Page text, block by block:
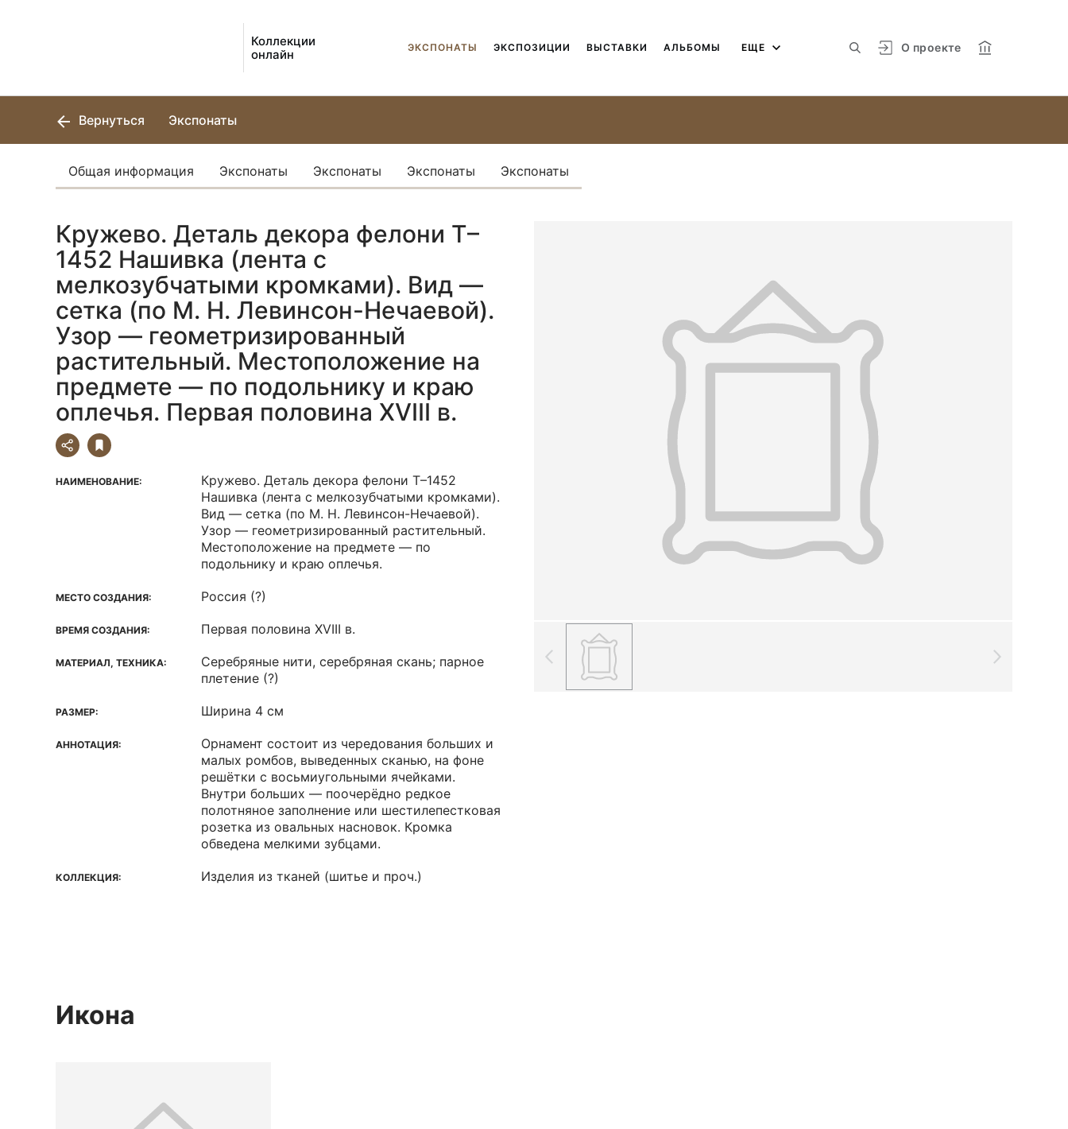
Коллекции
онлайн
О проекте
ЭКСПОНАТЫ ЭКСПОЗИЦИИ ВЫСТАВКИ АЛЬБОМЫ ЕЩЕ
Вернуться Экспонаты
Общая информация Экспонаты Экспонаты Экспонаты Экспонаты
Кружево. Деталь декора фелони Т–
1452 Нашивка (лента с
мелкозубчатыми кромками). Вид —
сетка (по М. Н. Левинсон-Нечаевой).
Узор — геометризированный
растительный. Местоположение на
предмете — по подольнику и краю
оплечья. Первая половина XVIII в.
НАИМЕНОВАНИЕ:
Кружево. Деталь декора фелони Т–1452
Нашивка (лента с мелкозубчатыми кромками).
Вид — сетка (по М. Н. Левинсон-Нечаевой).
Узор — геометризированный растительный.
Местоположение на предмете — по
подольнику и краю оплечья.
МЕСТО СОЗДАНИЯ: Россия (?)
ВРЕМЯ СОЗДАНИЯ: Первая половина XVIII в.
МАТЕРИАЛ, ТЕХНИКА:
Серебряные нити, серебряная скань; парное
плетение (?)
РАЗМЕР: Ширина 4 см
АННОТАЦИЯ:
Орнамент состоит из чередования больших и
малых ромбов, выведенных сканью, на фоне
решётки с восьмиугольными ячейками.
Внутри больших — поочерёдно редкое
полотняное заполнение или шестилепестковая
розетка из овальных насновок. Кромка
обведена мелкими зубцами.
КОЛЛЕКЦИЯ: Изделия из тканей (шитье и проч.)
Икона